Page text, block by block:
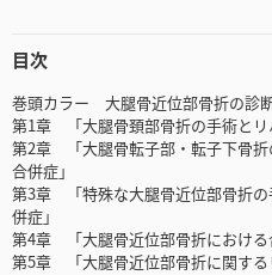
目次
巻頭カラー 大腿骨近位部骨折の診
第1章 「大腿骨頚部骨折の手術とリ
第2章 「大腿骨転子部・転子下骨折
合併症」
第3章 「特殊な大腿骨近位部骨折
併症」
第4章 「大腿骨近位部骨折における
第5章 「大腿骨近位部骨折に関する